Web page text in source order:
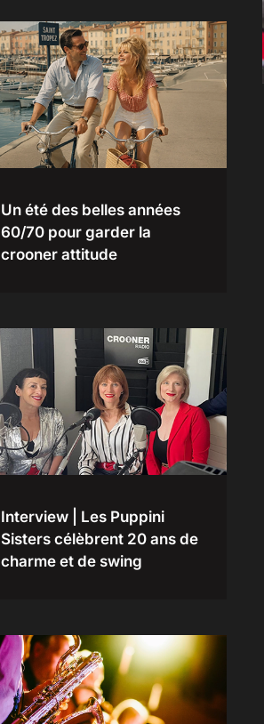
Un été des belles années
60/70 pour garder la
crooner attitude
Interview | Les Puppini
Sisters célèbrent 20 ans de
charme et de swing